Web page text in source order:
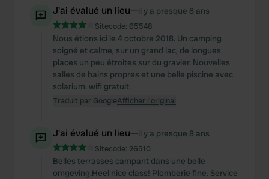
J'ai évalué un lieu—il y a presque 8 ans
Sitecode: 65548
Nous étions ici le 4 octobre 2018. Un camping
soigné et calme, sur un grand lac, de longues
places un peu étroites sur du gravier. Nouvelles
salles de bains propres et une belle piscine avec
solarium. wifi gratuit.
Traduit par GoogleAfficher l'original
J'ai évalué un lieu—il y a presque 8 ans
Sitecode: 26510
Belles terrasses campant dans une belle
omgeving.Heel nice class! Plomberie fine. Service